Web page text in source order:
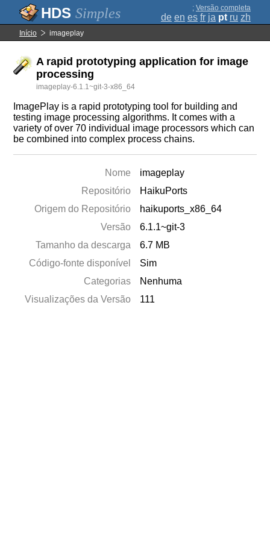
Simples ; Versão completa
de en es fr ja pt ru zh
Início imageplay
A rapid prototyping application for image
processing
imageplay-6.1.1~git-3-x86_64
ImagePlay is a rapid prototyping tool for building and
testing image processing algorithms. It comes with a
variety of over 70 individual image processors which can
be combined into complex process chains.
Nome
imageplay
Repositório
HaikuPorts
Origem do Repositório
haikuports_x86_64
Versão
6.1.1~git-3
Tamanho da descarga
6.7 MB
Código-fonte disponível
Sim
Categorias
Nenhuma
Visualizações da Versão
111